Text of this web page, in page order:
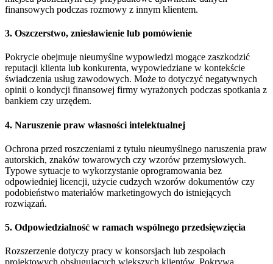
finansowych podczas rozmowy z innym klientem.
3. Oszczerstwo, zniesławienie lub pomówienie
Pokrycie obejmuje nieumyślne wypowiedzi mogące zaszkodzić
reputacji klienta lub konkurenta, wypowiedziane w kontekście
świadczenia usług zawodowych. Może to dotyczyć negatywnych
opinii o kondycji finansowej firmy wyrażonych podczas spotkania z
bankiem czy urzędem.
4. Naruszenie praw własności intelektualnej
Ochrona przed roszczeniami z tytułu nieumyślnego naruszenia praw
autorskich, znaków towarowych czy wzorów przemysłowych.
Typowe sytuacje to wykorzystanie oprogramowania bez
odpowiedniej licencji, użycie cudzych wzorów dokumentów czy
podobieństwo materiałów marketingowych do istniejących
rozwiązań.
5. Odpowiedzialność w ramach wspólnego przedsięwzięcia
Rozszerzenie dotyczy pracy w konsorsjach lub zespołach